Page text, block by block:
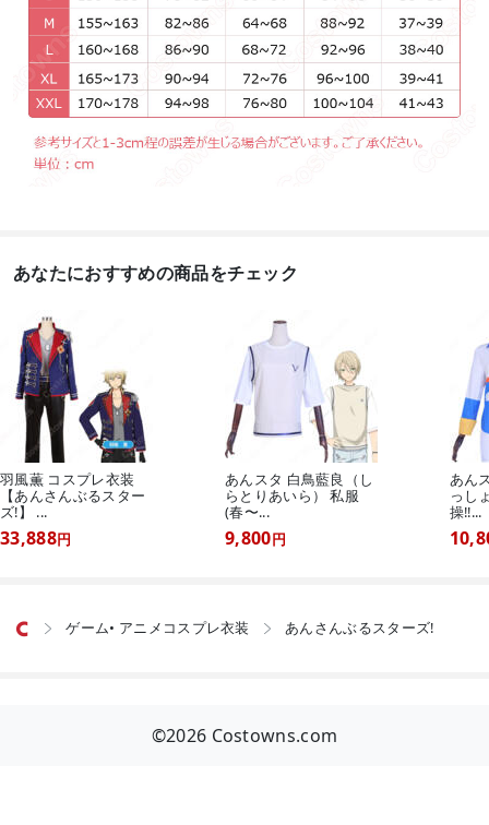
あなたにおすすめの商品をチェック
羽風薫 コスプレ衣装
【あんさんぶるスター
ズ!】 ...
33,888円
あんスタ 白鳥藍良（し
らとりあいら） 私服
(春〜...
9,800円
あん
っし
操!!...
 ゲーム• アニメコスプレ衣装  あんさんぶるスターズ!
©2026 Costowns.com